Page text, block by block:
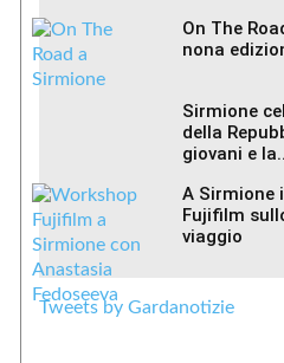
On The
nona
Sirmione
della
giovani e
A Sirmione
Fujifilm
viaggio
Tweets by Gardanotizie